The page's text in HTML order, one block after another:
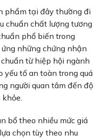
phẩm tại đây thường đi
chuẩn chất lượng tương
phổ biến trong
những chứng nhận
từ hiệp hội ngành
yếu tố an toàn trong quá
người quan tâm đến độ
bổ theo nhiều mức giá
chọn tùy theo nhu